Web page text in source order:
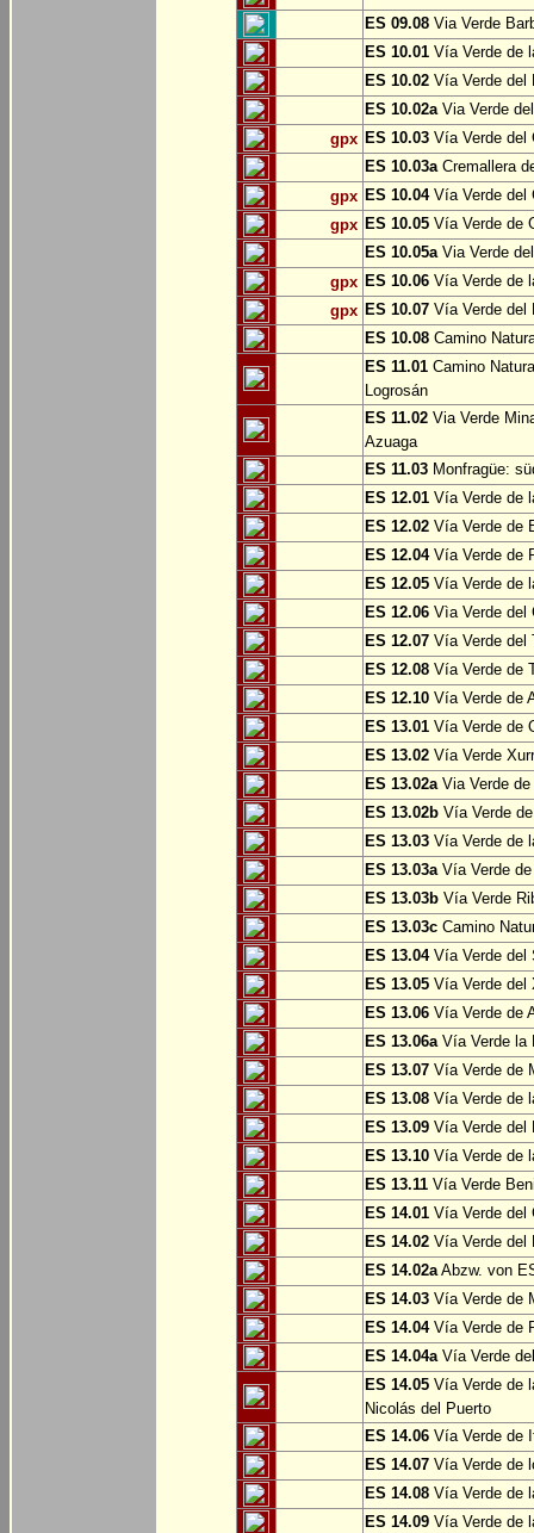
ES 09.08 Via Verde
ES 10.01 Vía Verde de
ES 10.02 Vía Verde del
ES 10.02aVia Verde
gpx ES 10.03 Vía Verde del
ES 10.03aCremallera
gpx ES 10.04Vía Verde del
gpx ES 10.05 Vía Verde de
ES 10.05aVia Verde
gpx ES 10.06 Vía Verde de
gpx ES 10.07 Vía Verde del
ES 10.08 Camino
ES 11.01 Camino
Logrosán
ES 11.02 Via Verde
Azuaga
ES 11.03 Monfragüe:
ES 12.01 Vía Verde de
ES 12.02 Vía Verde de
ES 12.04Vía Verde de
ES 12.05 Vía Verde de
ES 12.06 Vìa Verde del
ES 12.07 Vía Verde del
ES 12.08 Vía Verde de
ES 12.10 Vía Verde de
ES 13.01 Vía Verde de
ES 13.02 Vía Verde
ES 13.02aVia Verde de
ES 13.02b Vía Verde
ES 13.03 Vía Verde de
ES 13.03aVía Verde de
ES 13.03b Vía Verde
ES 13.03c Camino
ES 13.04Vía Verde del
ES 13.05 Vía Verde del
ES 13.06 Vía Verde de
ES 13.06aVía Verde la
ES 13.07 Vía Verde de
ES 13.08 Vía Verde de
ES 13.09 Vía Verde del
ES 13.10 Vía Verde de
ES 13.11 Vía Verde
ES 14.01 Vía Verde del
ES 14.02 Vía Verde del
ES 14.02aAbzw. von
ES 14.03 Vía Verde de
ES 14.04Vía Verde de
ES 14.04aVía Verde
ES 14.05 Vía Verde de
Nicolás del Puerto
ES 14.06 Vía Verde de
ES 14.07 Vía Verde de
ES 14.08 Vía Verde de
ES 14.09 Vía Verde de